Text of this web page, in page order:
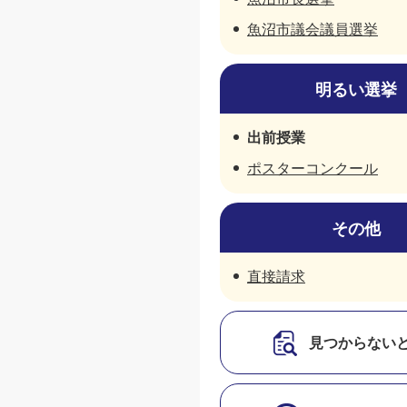
魚沼市議会議員選挙
明るい選挙
出前授業
ポスターコンクール
その他
直接請求
見つからない